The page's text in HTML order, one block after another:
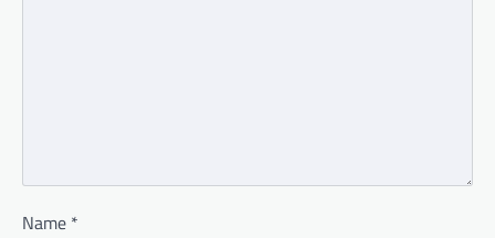
Name *